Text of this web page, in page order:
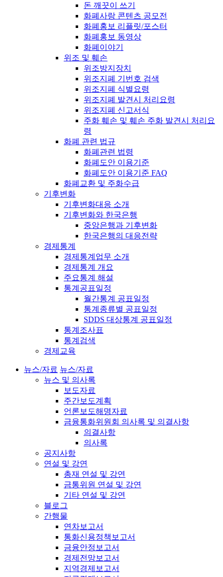
돈 깨끗이 쓰기
화폐사랑 콘텐츠 공모전
화폐홍보 리플릿/포스터
화폐홍보 동영상
화폐이야기
위조 및 훼손
위조방지장치
위조지폐 기번호 검색
위조지폐 식별요령
위조지폐 발견시 처리요령
위조지폐 신고서식
주화 훼손 및 훼손 주화 발견시 처리요
령
화폐 관련 법규
화폐관련 법령
화폐도안 이용기준
화폐도안 이용기준 FAQ
화폐교환 및 주화수급
기후변화
기후변화대응 소개
기후변화와 한국은행
중앙은행과 기후변화
한국은행의 대응전략
경제통계
경제통계업무 소개
경제통계 개요
주요통계 해설
통계공표일정
월간통계 공표일정
통계종류별 공표일정
SDDS 대상통계 공표일정
통계조사표
통계검색
경제교육
뉴스/자료 뉴스/자료
뉴스 및 의사록
보도자료
주간보도계획
언론보도해명자료
금융통화위원회 의사록 및 의결사항
의결사항
의사록
공지사항
연설 및 강연
총재 연설 및 강연
금통위원 연설 및 강연
기타 연설 및 강연
블로그
간행물
연차보고서
통화신용정책보고서
금융안정보고서
경제전망보고서
지역경제보고서